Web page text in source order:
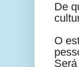
De
O